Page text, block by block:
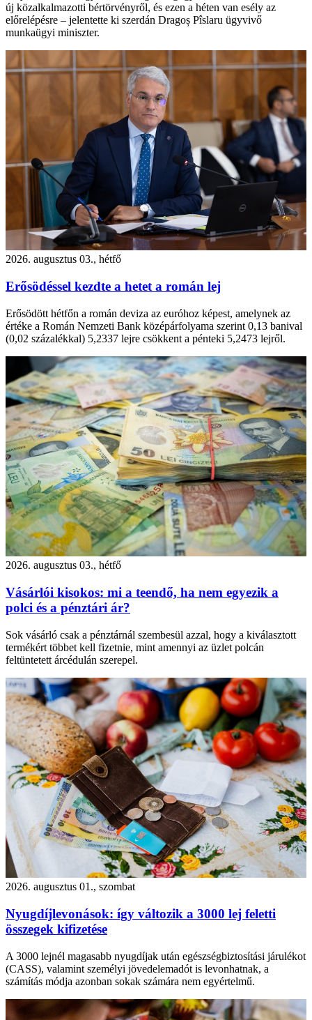
új közalkalmazotti bértörvényről, és ezen a héten van esély az
előrelépésre – jelentette ki szerdán Dragoș Pîslaru ügyvivő
munkaügyi miniszter.
2026. augusztus 03., hétfő
Erősödéssel kezdte a hetet a román lej
Erősödött hétfőn a román deviza az euróhoz képest, amelynek az
értéke a Román Nemzeti Bank középárfolyama szerint 0,13 banival
(0,02 százalékkal) 5,2337 lejre csökkent a pénteki 5,2473 lejről.
2026. augusztus 03., hétfő
Vásárlói kisokos: mi a teendő, ha nem egyezik a
polci és a pénztári ár?
Sok vásárló csak a pénztárnál szembesül azzal, hogy a kiválasztott
termékért többet kell fizetnie, mint amennyi az üzlet polcán
feltüntetett árcédulán szerepel.
2026. augusztus 01., szombat
Nyugdíjlevonások: így változik a 3000 lej feletti
összegek kifizetése
A 3000 lejnél magasabb nyugdíjak után egészségbiztosítási járulékot
(CASS), valamint személyi jövedelemadót is levonhatnak, a
számítás módja azonban sokak számára nem egyértelmű.